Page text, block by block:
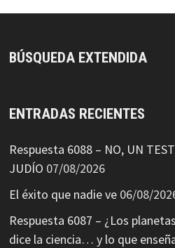
BÚSQUEDA EXTENDIDA
ENTRADAS RECIENTES
Respuesta 6088 – NO, UN
JUDÍO 07/08/2026
El éxito que nadie ve 06/08/
Respuesta 6087 – ¿Los
dice la ciencia… y lo que